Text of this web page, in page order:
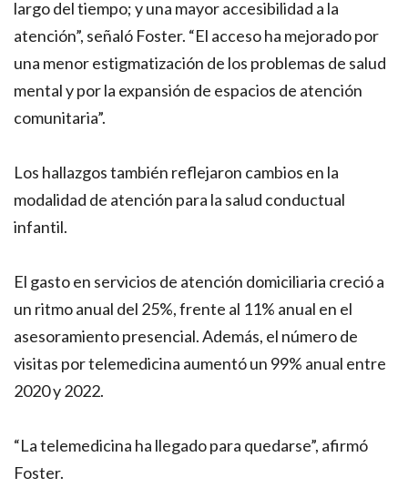
largo del tiempo; y una mayor accesibilidad a la
atención”, señaló Foster. “El acceso ha mejorado por
una menor estigmatización de los problemas de salud
mental y por la expansión de espacios de atención
comunitaria”.
Los hallazgos también reflejaron cambios en la
modalidad de atención para la salud conductual
infantil.
El gasto en servicios de atención domiciliaria creció a
un ritmo anual del 25%, frente al 11% anual en el
asesoramiento presencial. Además, el número de
visitas por telemedicina aumentó un 99% anual entre
2020 y 2022.
“La telemedicina ha llegado para quedarse”, afirmó
Foster.